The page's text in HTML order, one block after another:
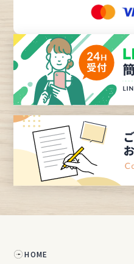
HOME